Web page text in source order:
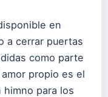
en
a cerrar puertas
como parte
propio es el
himno para los